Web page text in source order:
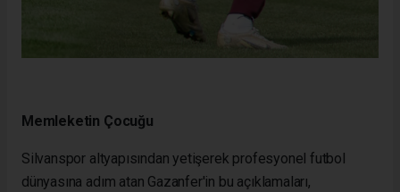
Memleketin Çocuğu
Silvanspor altyapısından yetişerek profesyonel futbol
dünyasına adım atan Gazanfer'in bu açıklamaları,